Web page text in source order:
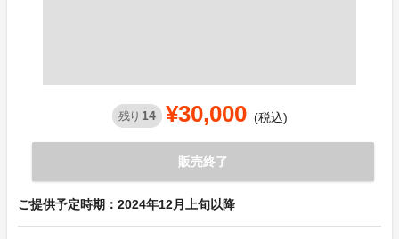
残り 14 ¥30,000 (税込)
販売終了
ご提供予定時期：2024年12月上旬以降